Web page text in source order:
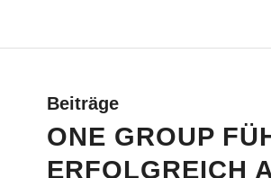
Beiträge
ONE GROUP
ERFOLGREICH